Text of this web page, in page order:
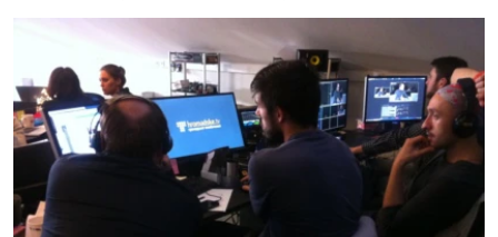
АРНАЙЫ ЖОБАЛАР
Русский
ЖАЗЫЛЫҢЫЗ